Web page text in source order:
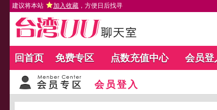
建议将本站 加入收藏 ，方便日后找寻
回首页 免费专区 点数充值中心 会员登
会员登入